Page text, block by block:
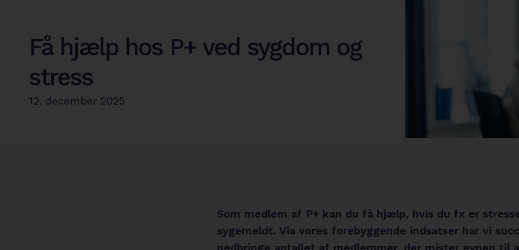
Få hjælp hos P+ ved sygdom og
stress
12. december 2025
Som medlem af P+ kan du få hjælp, hvis du fx er
sygemeldt. Via vores forebyggende indsatser har vi
nedbringe antallet af medlemmer, der mister evnen til